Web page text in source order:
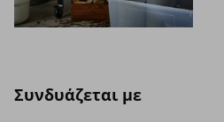
Συνδυάζεται με